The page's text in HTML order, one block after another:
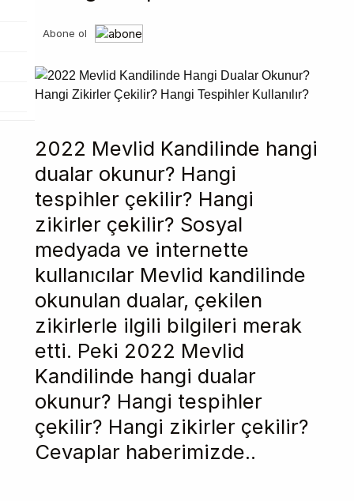
Abone ol
2022 Mevlid Kandilinde hangi
dualar okunur? Hangi
tespihler çekilir? Hangi
zikirler çekilir? Sosyal
medyada ve internette
kullanıcılar Mevlid kandilinde
okunulan dualar, çekilen
zikirlerle ilgili bilgileri merak
etti. Peki 2022 Mevlid
Kandilinde hangi dualar
okunur? Hangi tespihler
çekilir? Hangi zikirler çekilir?
Cevaplar haberimizde..